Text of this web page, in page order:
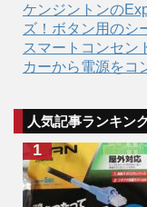
ケンジントンの
ズ！ボタン用のシ
スマートコンセン
カーから電源をコ
人気記事ランキン